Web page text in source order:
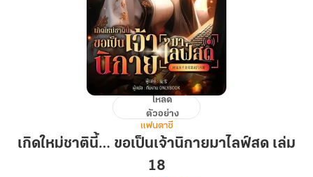
ชาติ
โหลด
ตัวอย่าง
แฟนตาซี
เกิดใหม่ชาตินี้… ขอเป็นเจ้านิกายมาไลฟ์สด เล่ม
18